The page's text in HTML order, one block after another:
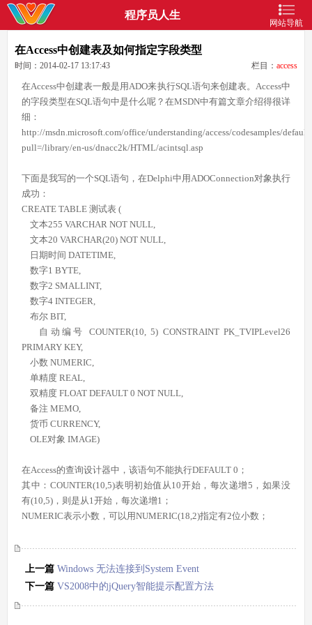
程序员人生
网站导航
在Access中创建表及如何指定字段类型
栏目： access
时间：2014-02-17 13:17:43
在Access中创建表一般是用ADO来执行SQL语句来创建表。Access中
的字段类型在SQL语句中是什么呢？在MSDN中有篇文章介绍得很详
细：
http://msdn.microsoft.com/office/understanding/access/codesamples/
pull=/library/en-us/dnacc2k/HTML/acintsql.asp
下面是我写的一个SQL语句，在Delphi中用ADOConnection对象执行
成功：
CREATE TABLE 测试表 (
文本255 VARCHAR NOT NULL,
文本20 VARCHAR(20) NOT NULL,
日期时间 DATETIME,
数字1 BYTE,
数字2 SMALLINT,
数字4 INTEGER,
布尔 BIT,
自动编号 COUNTER(10, 5) CONSTRAINT PK_TVIPLevel26
PRIMARY KEY,
小数 NUMERIC,
单精度 REAL,
双精度 FLOAT DEFAULT 0 NOT NULL,
备注 MEMO,
货币 CURRENCY,
OLE对象 IMAGE)
在Access的查询设计器中，该语句不能执行DEFAULT 0；
其中：COUNTER(10,5)表明初始值从10开始，每次递增5，如果没
有(10,5)，则是从1开始，每次递增1；
NUMERIC表示小数，可以用NUMERIC(18,2)指定有2位小数；
上一篇 Windows 无法连接到System Event
Notification Service服务
下一篇 VS2008中的jQuery智能提示配置方法